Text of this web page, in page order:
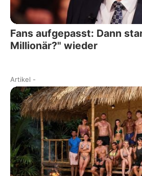
Fans aufgepasst: Dann
Millionär?" wieder
Artikel -